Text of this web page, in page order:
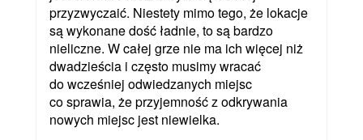
przyzwyczaić. Niestety mimo tego, że lokacje
są wykonane dość ładnie, to są bardzo
nieliczne. W całej grze nie ma ich więcej niż
dwadzieścia i często musimy wracać
do wcześniej odwiedzanych miejsc
co sprawia, że przyjemność z odkrywania
nowych miejsc jest niewielka.